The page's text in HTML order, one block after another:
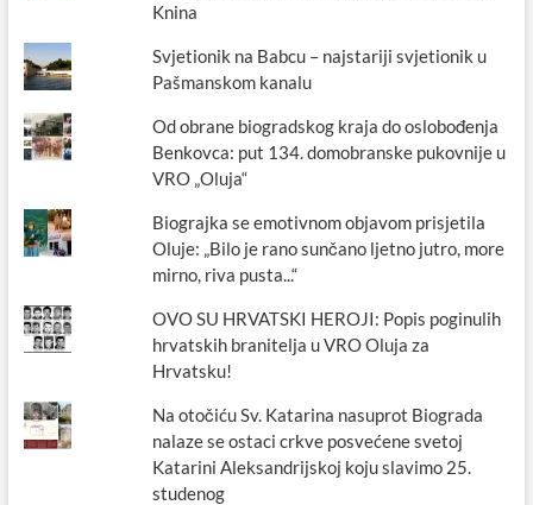
Knina
Svjetionik na Babcu – najstariji svjetionik u
Pašmanskom kanalu
Od obrane biogradskog kraja do oslobođenja
Benkovca: put 134. domobranske pukovnije u
VRO „Oluja“
Biograjka se emotivnom objavom prisjetila
Oluje: „Bilo je rano sunčano ljetno jutro, more
mirno, riva pusta...“
OVO SU HRVATSKI HEROJI: Popis poginulih
hrvatskih branitelja u VRO Oluja za
Hrvatsku!
Na otočiću Sv. Katarina nasuprot Biograda
nalaze se ostaci crkve posvećene svetoj
Katarini Aleksandrijskoj koju slavimo 25.
studenog